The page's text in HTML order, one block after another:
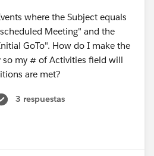
where the Subject equals
Meeting" and the
GoTo". How do I make the
so my # of Activities field will
are met?
3 respuestas